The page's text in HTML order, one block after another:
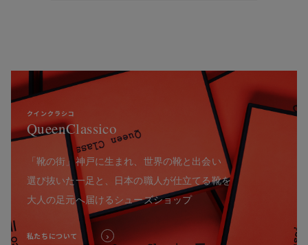
クインクラシコ
QueenClassico
「靴の街」神戸に生まれ、世界の靴と出会い
選び抜いた一足と、日本の職人が仕立てる靴を
大人の足元へ届けるシューズショップ
私たちについて